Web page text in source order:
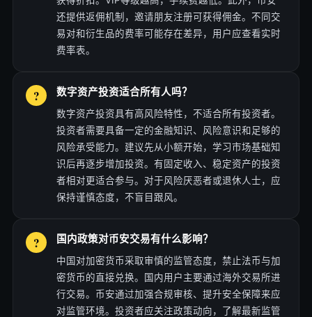
还提供返佣机制，邀请朋友注册可获得佣金。不同交
易对和衍生品的费率可能存在差异，用户应查看实时
费率表。
数字资产投资适合所有人吗？
数字资产投资具有高风险特性，不适合所有投资者。
投资者需要具备一定的金融知识、风险意识和足够的
风险承受能力。建议先从小额开始，学习市场基础知
识后再逐步增加投资。有固定收入、稳定资产的投资
者相对更适合参与。对于风险厌恶者或退休人士，应
保持谨慎态度，不盲目跟风。
国内政策对币安交易有什么影响？
中国对加密货币采取审慎的监管态度，禁止法币与加
密货币的直接兑换。国内用户主要通过海外交易所进
行交易。币安通过加强合规审核、提升安全保障来应
对监管环境。投资者应关注政策动向，了解最新监管